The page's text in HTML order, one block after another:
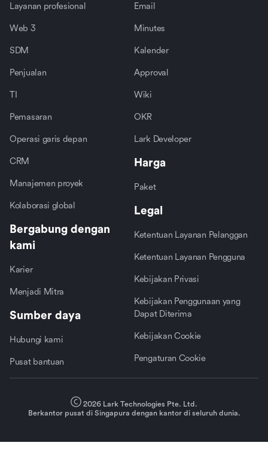
Layanan profesional
Web 3
SDM
Penjualan
TI
Pemasaran
Operasi garis depan
CRM
Manajemen proyek
Kolaborasi global
Bergabung dengan
kami
Karier
Menjadi Mitra
Sumber daya
Hubungi kami
Pusat bantuan
Email
Minutes
Kalender
Approval
Wiki
OKR
Lark Developer
Harga
Paket
Legal
Ketentuan Layanan Pelanggan
Ketentuan Layanan Pengguna
Kebijakan Privasi
Kebijakan Penggunaan yang
Dapat Diterima
Kebijakan Cookie
Pengaturan Cookie
2026 Lark Technologies Pte. Ltd.
Berkantor pusat di Singapura dengan kantor di seluruh dunia.